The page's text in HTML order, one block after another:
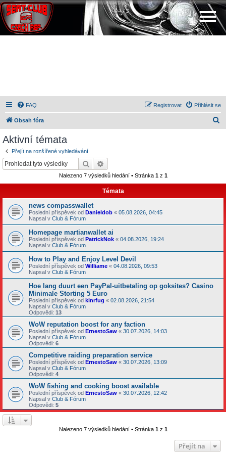
FAQ Přihlásit se
Registrovat
Obsah fóra
Aktivní témata
Přejít na rozšířené vyhledávání
Hledat
Nalezeno 7 výsledků hledání • Stránka 1z 1
Témata
news compasswallet
Poslední příspěvek od Danieldob « 05.08.2026, 04:45
Napsal v Club & Fórum
Homepage martianwallet ai
Poslední příspěvek od PatrickNok « 04.08.2026, 19:24
Napsal v Club & Fórum
How to Play and Enjoy Level Devil
Poslední příspěvek od Williame « 04.08.2026, 09:53
Napsal v Club & Fórum
Hoe lang duurt een PayPal-uitbetaling op goksites? Casino
Minimale Storting 5 Euro
Poslední příspěvek od kinrfug « 02.08.2026, 21:54
Napsal v Club & Fórum
Odpovědi: 13
WoW reputation boost for any faction
Poslední příspěvek od ErnestoSaw « 30.07.2026, 14:03
Napsal v Club & Fórum
Odpovědi: 6
Competitive raiding preparation service
Poslední příspěvek od ErnestoSaw « 30.07.2026, 13:09
Napsal v Club & Fórum
Odpovědi: 4
WoW fishing and cooking boost available
Poslední příspěvek od ErnestoSaw « 30.07.2026, 12:42
Napsal v Club & Fórum
Odpovědi: 5
Nalezeno 7 výsledků hledání • Stránka 1z 1
Přejít na